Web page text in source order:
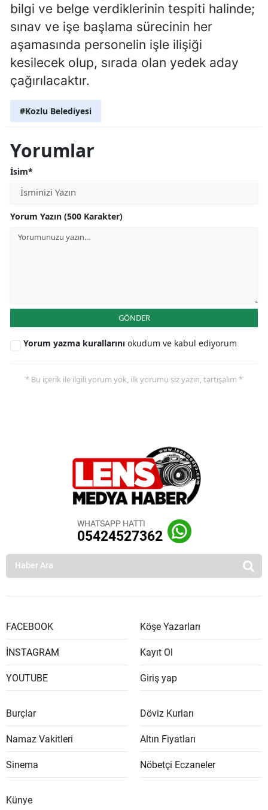
bilgi ve belge verdiklerinin tespiti halinde;
sınav ve işe başlama sürecinin her
aşamasında personelin işle ilişiği
kesilecek olup, sırada olan yedek aday
çağırılacaktır.
#Kozlu Belediyesi
Yorumlar
İsim*
Yorum Yazın (500 Karakter)
GÖNDER
Yorum yazma kurallarını okudum ve kabul ediyorum
* Bu içerik ile ilgili yorum yok, ilk yorumu siz yazın, tartışalım *
WHATSAPP HATTI
05424527362
FACEBOOK
İNSTAGRAM
YOUTUBE
Köşe Yazarları
Kayıt Ol
Giriş yap
Burçlar
Namaz Vakitleri
Sinema
Döviz Kurları
Altın Fiyatları
Nöbetçi Eczaneler
Künye